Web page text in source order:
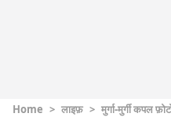
Home > लाइफ़ > मुर्गा-मुर्गी कपल